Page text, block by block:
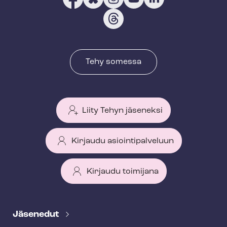
Tehy somessa
Liity Tehyn jäseneksi
Kirjaudu asiointipalveluun
Kirjaudu toimijana
e
Jäsenedut